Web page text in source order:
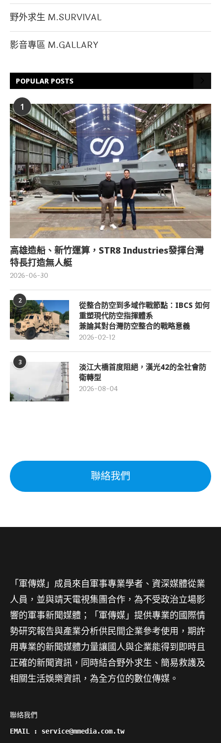
野外求生 M.SURVIVAL
影音專區 M.GALLARY
POPULAR POSTS
1
高雄造船、新竹運算，STR8 Industries發揮台灣
特長打造無人艇
2026-06-30
2
從整合防空到多域作戰節點：IBCS 如何
重塑現代防空指揮體系
兼論其對台灣防空整合的戰略意義
2026-02-12
3
淡江大橋首度阻絕，漢光42的全社會防
衛轉型
2026-08-04
聯絡我們
「軍傳媒」成員來自軍事專業學者、資深媒體從業
人員，並與靖天電視集團合作，為不受政治立場影
響的軍事新聞媒體；「軍傳媒」提供專業的國際情
勢研究報告與產業分析供民間企業參考使用，期許
用專業的新聞媒體力量讓國人與企業能得到即時且
正確的新聞資訊，同時結合野外求生、簡易救護及
相關生活娛樂資訊，為全方位的數位傳媒。
聯絡我們
EMAIL : service@mmedia.com.tw